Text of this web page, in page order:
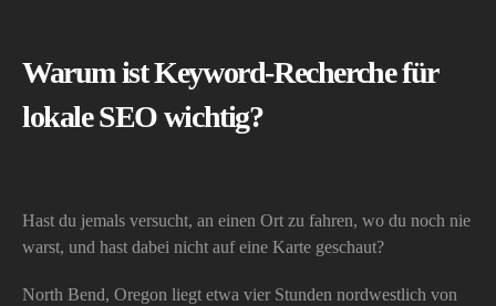
Warum ist Keyword-Recherche für
lokale SEO wichtig?
Hast du jemals versucht, an einen Ort zu fahren, wo du noch nie
warst, und hast dabei nicht auf eine Karte geschaut?
North Bend, Oregon liegt etwa vier Stunden nordwestlich von